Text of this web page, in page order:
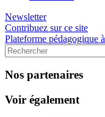
Newsletter
Contribuez sur ce site
Plateforme pédagogique
Nos partenaires
Voir également